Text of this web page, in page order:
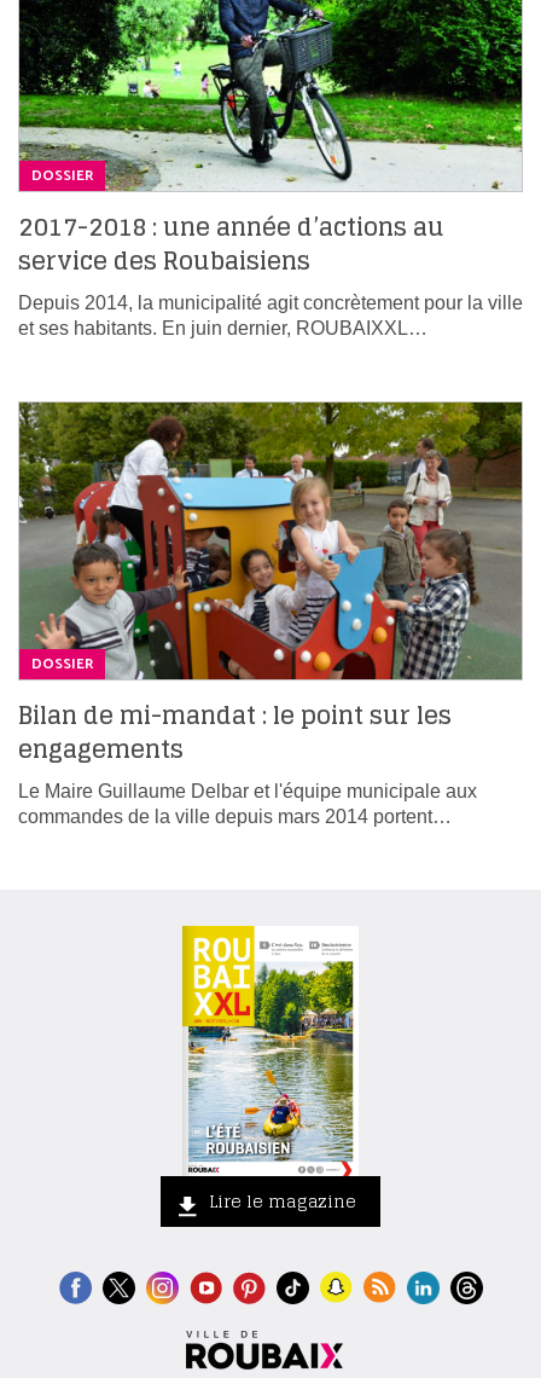
DOSSIER
2017-2018 : une année d’actions au
service des Roubaisiens
Depuis 2014, la municipalité agit concrètement pour la ville
et ses habitants. En juin dernier, ROUBAIXXL…
DOSSIER
Bilan de mi-mandat : le point sur les
engagements
Le Maire Guillaume Delbar et l'équipe municipale aux
commandes de la ville depuis mars 2014 portent…
Lire le magazine